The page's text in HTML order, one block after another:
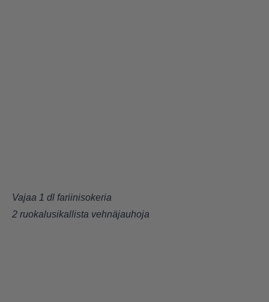
Vajaa 1 dl fariinisokeria
2 ruokalusikallista vehnäjauhoja